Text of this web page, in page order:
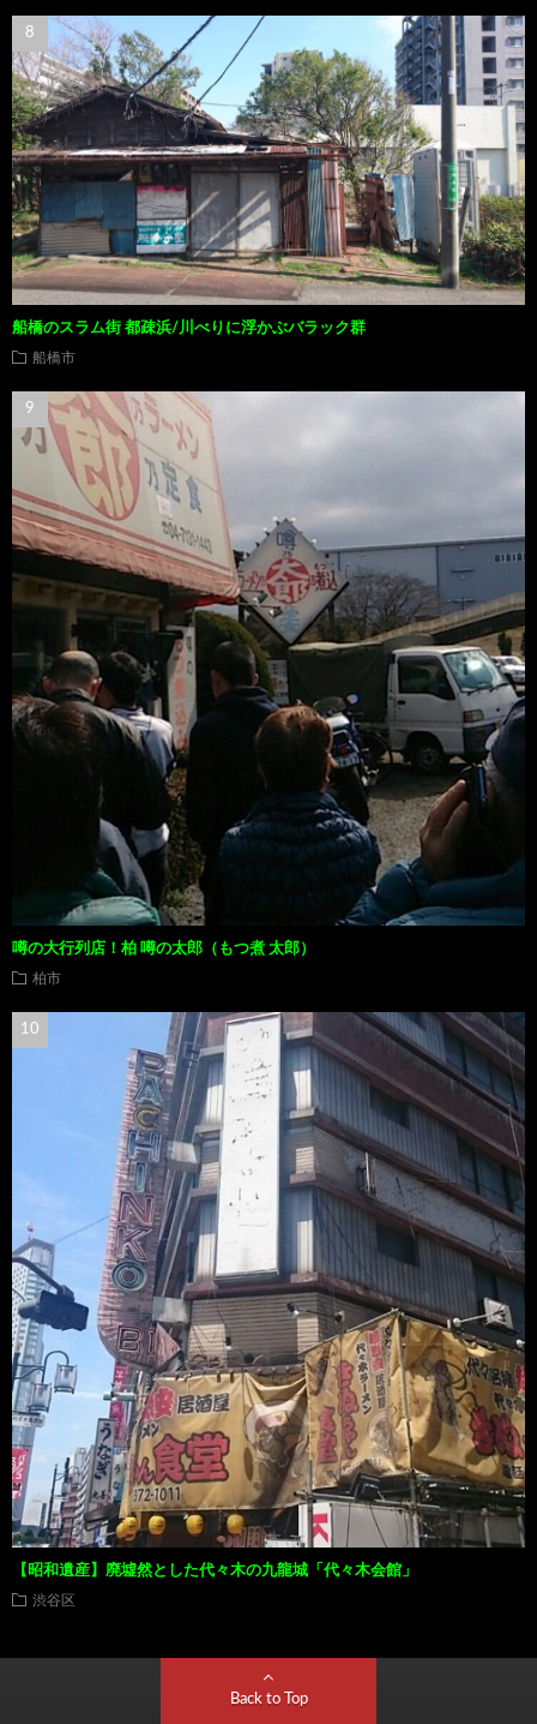
船橋のスラム街 都疎浜/川べりに浮かぶバラック群
船橋市
噂の大行列店！柏 噂の太郎（もつ煮 太郎）
柏市
【昭和遺産】廃墟然とした代々木の九龍城「代々木会館」
渋谷区
Back to Top